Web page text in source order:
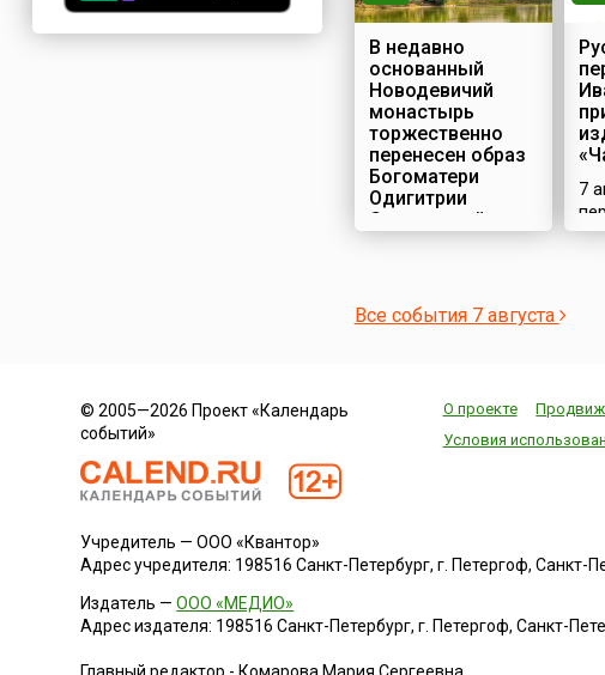
В недавно
основанный
Новодевичий
монастырь
торжественно
перенесен образ
Богоматери
Одигитрии
Смоленской
Москве началось
Ивановича – в
честь взятия в
Смоленский».
представлял собой
крепость,
обнесенную
7
Все события 7 августа
© 2005—2026 Проект «Календарь
событий»
О проекте
Условия
Учредитель — ООО «Квантор»
Адрес учредителя: 198516 Санкт-Петербург, г. Петергоф, Санкт-
Издатель —ООО «МЕДИО»
Адрес издателя: 198516 Санкт-Петербург, г. Петергоф, Санкт-